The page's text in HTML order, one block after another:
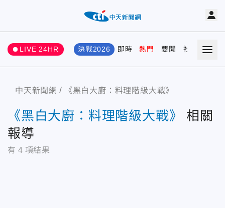
LIVE 24HR 決戰2026 即時 熱門 要聞 社會 娛樂
中天新聞網 《黑白大廚：料理階級大戰》
《黑白大廚：料理階級大戰》
相關
報導
有 4 項結果